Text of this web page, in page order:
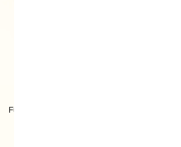
Furla Primrose トートバッグ MINI